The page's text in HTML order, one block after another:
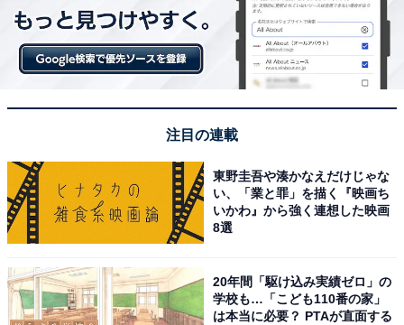
注目の連載
東野圭吾や湊かなえだけじゃな
い、「業と罪」を描く『映画ち
いかわ』から強く連想した映画
8選
20年間「駆け込み実績ゼロ」の
学校も…「こども110番の家」
は本当に必要？ PTAが直面する